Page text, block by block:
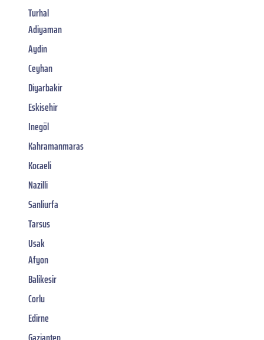
Turhal
Adiyaman
Aydin
Ceyhan
Diyarbakir
Eskisehir
Inegöl
Kahramanmaras
Kocaeli
Nazilli
Sanliurfa
Tarsus
Usak
Afyon
Balikesir
Corlu
Edirne